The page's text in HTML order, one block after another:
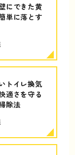
にできた黄
単に落とす
トイレ換気
適さを守る
除法